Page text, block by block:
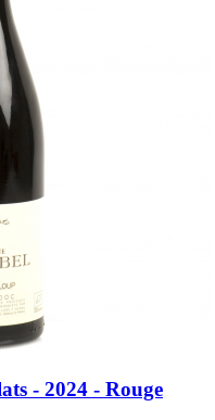
- 2024 - Rouge